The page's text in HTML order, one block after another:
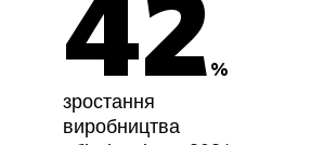
42 %
зростання
виробництва